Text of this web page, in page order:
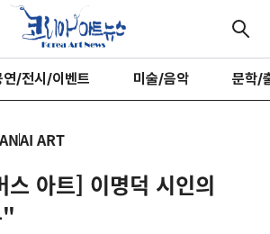
연/전시/이벤트 미술/음악 문학/
AI ART
아트] 이명덕 시인의
"